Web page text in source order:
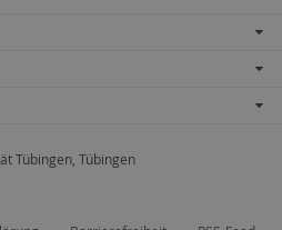
Tübingen, Tübingen